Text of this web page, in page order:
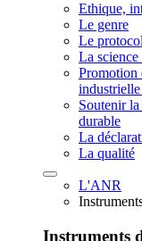
Ethique,
Le genre
Le
La science
Promotion
Soutenir
durable
La
La qualité
L'ANR
Instruments